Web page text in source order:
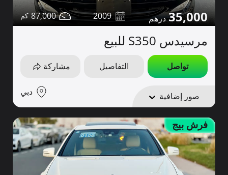
35,000
2009
87,000
مرسيدس S350 للبيع
تواصل التفاصيل مشاركة
صور إضافية دبي
فرش بيج